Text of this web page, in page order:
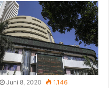
Juni 8, 2020 1.146